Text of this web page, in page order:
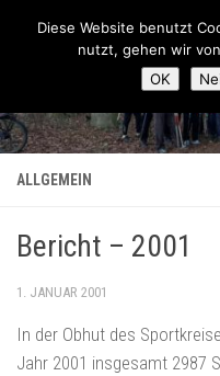
Zum Inhalt springen
Lauftreff-FN
ALLGEMEIN
Bericht – 2001
1. JANUAR 2001
In der Obhut des
Jahr 2001 insgesamt 2987
Diese Website benutzt
nutzt, gehen wir
OK